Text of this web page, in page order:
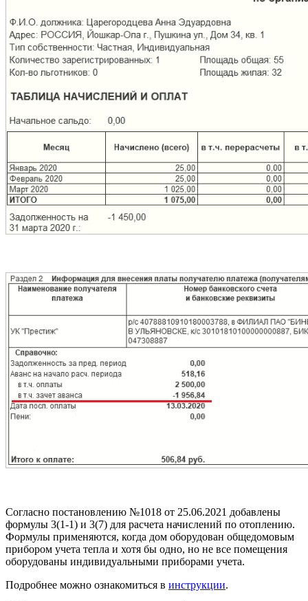
Согласно постановлению №1018 от 25.06.2021 добавлены
формулы 3(1-1) и 3(7) для расчета начислений по отоплению.
Формулы применяются, когда дом оборудован общедомовым
прибором учета тепла и хотя бы одно, но не все помещения
оборудованы индивидуальными приборами учета.
Подробнее можно ознакомиться в инструкции.